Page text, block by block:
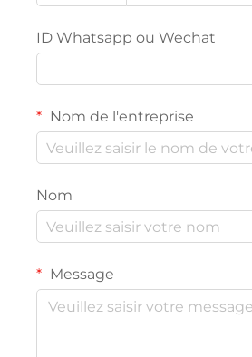
ID Whatsapp ou Wechat
Nom de l'entreprise
Nom
Message